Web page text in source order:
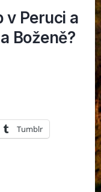
v Peruci a
Boženě?
Tumblr